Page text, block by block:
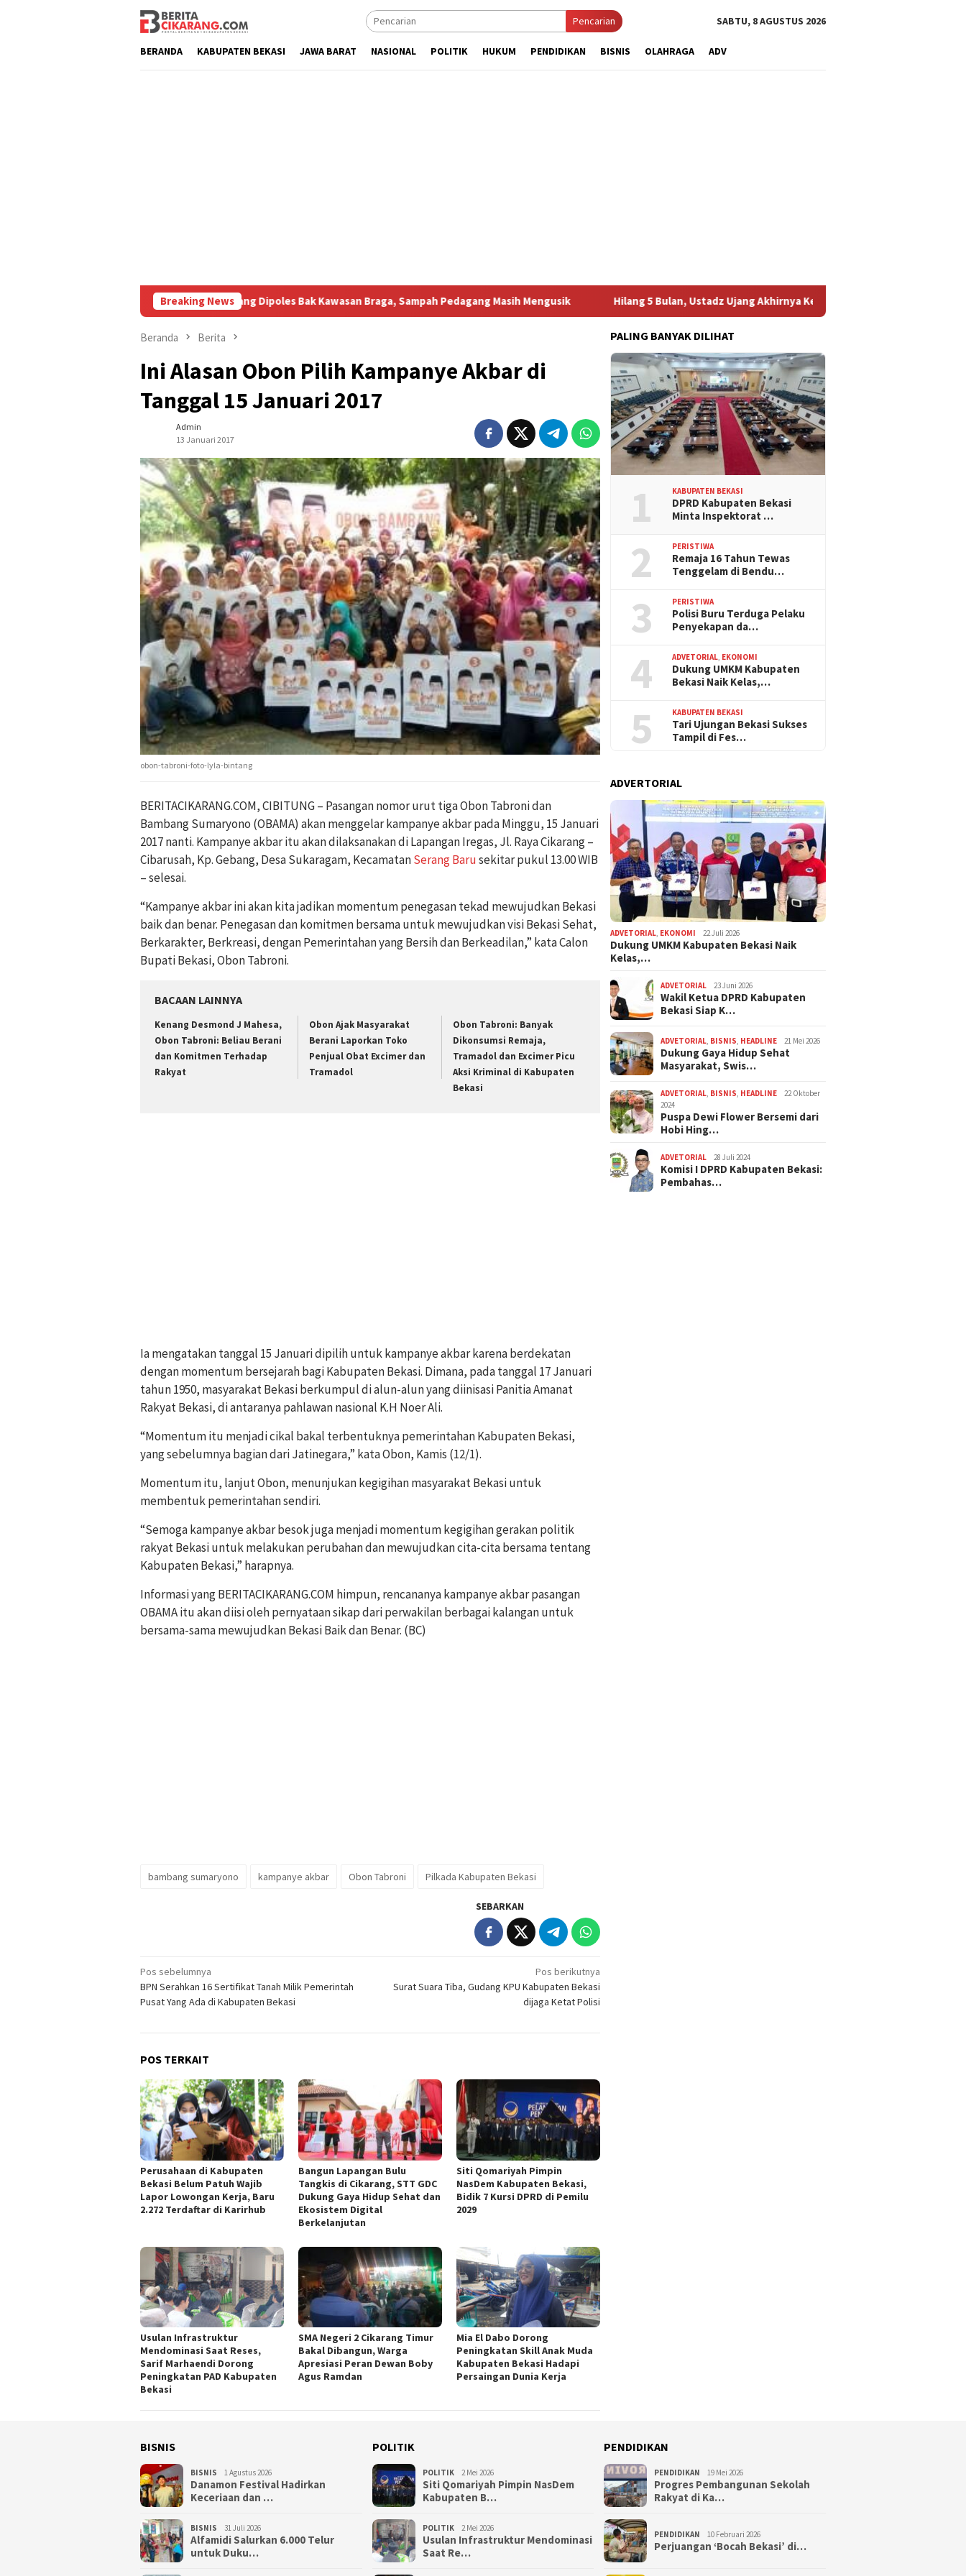
Pencarian SABTU, 8 AGUSTUS 2026
BERANDA KABUPATEN BEKASI JAWA BARAT NASIONAL POLITIK HUKUM PENDIDIKAN BISNIS OLAHRAGA ADV
Breaking News
Pasar Baru Cikarang Dipoles Bak Kawasan Braga, Sampah Pedagang Masih Mengusik Hilang 5 Bulan, Ustadz Ujang Akhirnya Kembali Melihat Motor Kesayangannya
Beranda Berita
Ini Alasan Obon Pilih Kampanye Akbar di
Tanggal 15 Januari 2017
Admin
13 Januari 2017
obon-tabroni-foto-lyla-bintang
BERITACIKARANG.COM, CIBITUNG – Pasangan nomor urut tiga Obon Tabroni dan
Bambang Sumaryono (OBAMA) akan menggelar kampanye akbar pada Minggu, 15 Januari
2017 nanti. Kampanye akbar itu akan dilaksanakan di Lapangan Iregas, Jl. Raya Cikarang –
Cibarusah, Kp. Gebang, Desa Sukaragam, KecamatanSerang Barusekitar pukul 13.00 WIB
– selesai.
“Kampanye akbar ini akan kita jadikan momentum penegasan tekad mewujudkan Bekasi
baik dan benar. Penegasan dan komitmen bersama untuk mewujudkan visi Bekasi Sehat,
Berkarakter, Berkreasi, dengan Pemerintahan yang Bersih dan Berkeadilan,” kata Calon
Bupati Bekasi, Obon Tabroni.
BACAAN LAINNYA
Kenang Desmond J Mahesa,
Obon Tabroni: Beliau Berani
dan Komitmen Terhadap
Rakyat
Obon Ajak Masyarakat
Berani Laporkan Toko
Penjual Obat Excimer dan
Tramadol
Obon Tabroni: Banyak
Dikonsumsi Remaja,
Tramadol dan Excimer Picu
Aksi Kriminal di Kabupaten
Bekasi
Ia mengatakan tanggal 15 Januari dipilih untuk kampanye akbar karena berdekatan
dengan momentum bersejarah bagi Kabupaten Bekasi. Dimana, pada tanggal 17 Januari
tahun 1950, masyarakat Bekasi berkumpul di alun-alun yang diinisasi Panitia Amanat
Rakyat Bekasi, di antaranya pahlawan nasional K.H Noer Ali.
“Momentum itu menjadi cikal bakal terbentuknya pemerintahan Kabupaten Bekasi,
yang sebelumnya bagian dari Jatinegara,” kata Obon, Kamis (12/1).
Momentum itu, lanjut Obon, menunjukan kegigihan masyarakat Bekasi untuk
membentuk pemerintahan sendiri.
“Semoga kampanye akbar besok juga menjadi momentum kegigihan gerakan politik
rakyat Bekasi untuk melakukan perubahan dan mewujudkan cita-cita bersama tentang
Kabupaten Bekasi,” harapnya.
Informasi yang BERITACIKARANG.COM himpun, rencananya kampanye akbar pasangan
OBAMA itu akan diisi oleh pernyataan sikap dari perwakilan berbagai kalangan untuk
bersama-sama mewujudkan Bekasi Baik dan Benar. (BC)
bambang sumaryono kampanye akbar Obon Tabroni Pilkada Kabupaten Bekasi
SEBARKAN
Navigasi
pos
Pos sebelumnya
BPN Serahkan 16 Sertifikat Tanah Milik Pemerintah
Pusat Yang Ada di Kabupaten Bekasi
Pos berikutnya
Surat Suara Tiba, Gudang KPU Kabupaten Bekasi
dijaga Ketat Polisi
POS TERKAIT
Perusahaan di Kabupaten
Bekasi Belum Patuh Wajib
Lapor Lowongan Kerja, Baru
2.272 Terdaftar di Karirhub
Bangun Lapangan Bulu
Tangkis di Cikarang, STT GDC
Dukung Gaya Hidup Sehat dan
Ekosistem Digital
Berkelanjutan
Siti Qomariyah Pimpin
NasDem Kabupaten Bekasi,
Bidik 7 Kursi DPRD di Pemilu
2029
Usulan Infrastruktur
Mendominasi Saat Reses,
Sarif Marhaendi Dorong
Peningkatan PAD Kabupaten
Bekasi
SMA Negeri 2 Cikarang Timur
Bakal Dibangun, Warga
Apresiasi Peran Dewan Boby
Agus Ramdan
Mia El Dabo Dorong
Peningkatan Skill Anak Muda
Kabupaten Bekasi Hadapi
Persaingan Dunia Kerja
PALING BANYAK DILIHAT
1 KABUPATEN BEKASI
DPRD Kabupaten Bekasi
Minta Inspektorat …
2 PERISTIWA
Remaja 16 Tahun Tewas
Tenggelam di Bendu…
3 PERISTIWA
Polisi Buru Terduga Pelaku
Penyekapan da…
4 ADVETORIAL EKONOMI
Dukung UMKM Kabupaten
Bekasi Naik Kelas,…
5 KABUPATEN BEKASI
Tari Ujungan Bekasi Sukses
Tampil di Fes…
ADVERTORIAL
ADVETORIAL EKONOMI 22 Juli 2026
Dukung UMKM Kabupaten Bekasi Naik
Kelas,…
ADVETORIAL 23 Juni 2026
Wakil Ketua DPRD Kabupaten
Bekasi Siap K…
ADVETORIAL BISNIS HEADLINE 21 Mei 2026
Dukung Gaya Hidup Sehat
Masyarakat, Swis…
ADVETORIAL BISNIS HEADLINE
22 Oktober
2024
Puspa Dewi Flower Bersemi dari
Hobi Hing…
ADVETORIAL 28 Juli 2024
Komisi I DPRD Kabupaten Bekasi:
Pembahas…
BISNIS
BISNIS 1 Agustus 2026
Danamon Festival Hadirkan
Keceriaan dan …
BISNIS 31 Juli 2026
Alfamidi Salurkan 6.000 Telur
untuk Duku…
POLITIK
POLITIK 2 Mei 2026
Siti Qomariyah Pimpin NasDem
Kabupaten B…
POLITIK 2 Mei 2026
Usulan Infrastruktur Mendominasi
Saat Re…
PENDIDIKAN
PENDIDIKAN 19 Mei 2026
Progres Pembangunan Sekolah
Rakyat di Ka…
PENDIDIKAN 10 Februari 2026
Perjuangan ‘Bocah Bekasi’ di…